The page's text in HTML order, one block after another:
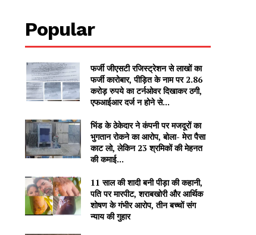
Website:
Popular
फर्जी जीएसटी रजिस्ट्रेशन से लाखों का
फर्जी कारोबार, पीड़ित के नाम पर 2.86
करोड़ रुपये का टर्नओवर दिखाकर ठगी,
एफआईआर दर्ज न होने से...
भिंड के ठेकेदार ने कंपनी पर मजदूरों का
भुगतान रोकने का आरोप, बोला- मेरा पैसा
काट लो, लेकिन 23 श्रमिकों की मेहनत
की कमाई...
11 साल की शादी बनी पीड़ा की कहानी,
पति पर मारपीट, शराबखोरी और आर्थिक
शोषण के गंभीर आरोप, तीन बच्चों संग
न्याय की गुहार